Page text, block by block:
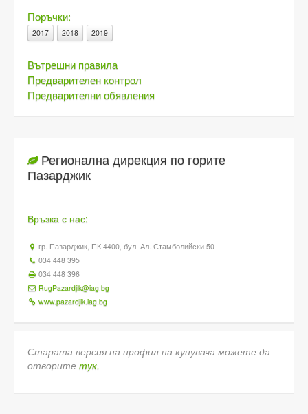
Поръчки:
2017 2018 2019
Вътрешни правила
Предварителен контрол
Предварителни обявления
Регионална дирекция по горите
Пазарджик
Връзка с нас:
гр. Пазарджик, ПК 4400, бул. Ал. Стамболийски 50
034 448 395
034 448 396
RugPazardjik@iag.bg
www.pazardjik.iag.bg
Старата версия на профил на купувача можете да
отворите тук.